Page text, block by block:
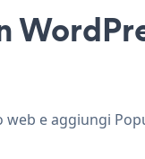
e aggiungi